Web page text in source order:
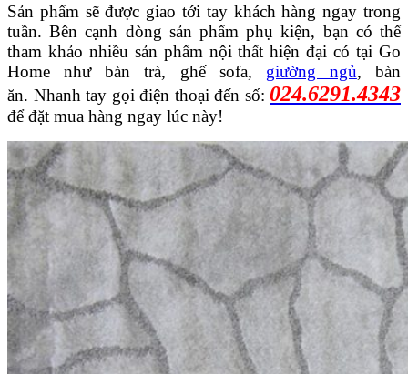
Sản phẩm sẽ được giao tới tay khách hàng ngay trong
tuần. Bên cạnh dòng sản phẩm phụ kiện, bạn có thể
tham khảo nhiều sản phẩm nội thất hiện đại có tại Go
Home như bàn trà, ghế sofa, giường ngủ, bàn
ăn. Nhanh tay gọi điện thoại đến số: 024.6291.4343
để đặt mua hàng ngay lúc này!